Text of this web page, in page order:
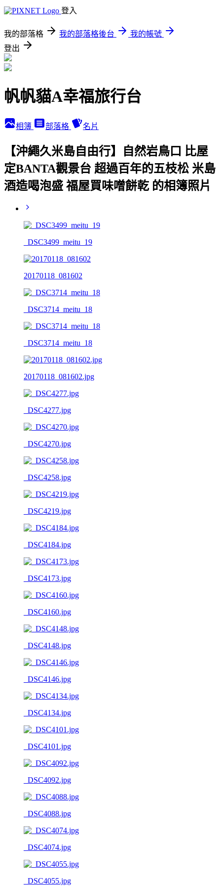
登入
我的部落格 我的部落格後台
我的帳號
登出
帆帆貓A幸福旅行台
相簿 部落格 名片
【沖繩久米島自由行】自然岩鳥口 比屋
定BANTA觀景台 超過百年的五枝松 米島
酒造喝泡盛 福屋買味噌餅乾 的相簿照片
_DSC3499_meitu_19
20170118_081602
_DSC3714_meitu_18
_DSC3714_meitu_18
20170118_081602.jpg
_DSC4277.jpg
_DSC4270.jpg
_DSC4258.jpg
_DSC4219.jpg
_DSC4184.jpg
_DSC4173.jpg
_DSC4160.jpg
_DSC4148.jpg
_DSC4146.jpg
_DSC4134.jpg
_DSC4101.jpg
_DSC4092.jpg
_DSC4088.jpg
_DSC4074.jpg
_DSC4055.jpg